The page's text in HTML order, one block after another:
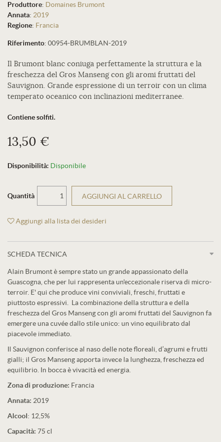
Produttore: Domaines Brumont
Annata: 2019
Regione: Francia
Riferimento: 00954-BRUMBLAN-2019
Il Brumont blanc coniuga perfettamente la struttura e la
freschezza del Gros Manseng con gli aromi fruttati del
Sauvignon. Grande espressione di un terroir con un clima
temperato oceanico con inclinazioni mediterranee.
Contiene solfiti.
13,50 €
Disponibilità: Disponibile
Quantità AGGIUNGI AL CARRELLO
Aggiungi alla lista dei desideri
SCHEDA TECNICA
Alain Brumont è sempre stato un grande appassionato della
Guascogna, che per lui rappresenta un'eccezionale riserva di micro-
terroir. E' qui che produce vini conviviali, freschi, fruttati e
piuttosto espressivi. La combinazione della struttura e della
freschezza del Gros Manseng con gli aromi fruttati del Sauvignon fa
emergere una cuvée dallo stile unico: un vino equilibrato dal
piacevole immediato.
Il Sauvignon conferisce al naso delle note floreali, d’agrumi e frutti
gialli; il Gros Manseng apporta invece la lunghezza, freschezza ed
equilibrio. In bocca è vivacità ed energia.
Zona di produzione: Francia
Annata: 2019
Alcool: 12,5%
Capacità: 75 cl